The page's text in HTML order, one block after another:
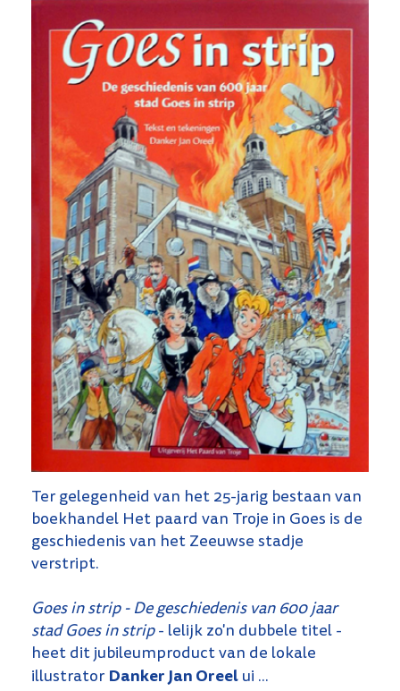
Ter gelegenheid van het 25-jarig bestaan van
boekhandel Het paard van Troje in Goes is de
geschiedenis van het Zeeuwse stadje
verstript.
Goes in strip - De geschiedenis van 600 jaar
stad Goes in strip- lelijk zo'n dubbele titel -
heet dit jubileumproduct van de lokale
illustrator Danker Jan Oreel ui ...